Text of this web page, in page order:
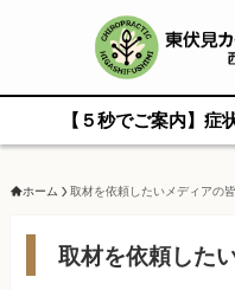
【５秒でご案内】症
ホーム 取材を依頼したいメディアの
取材を依頼した